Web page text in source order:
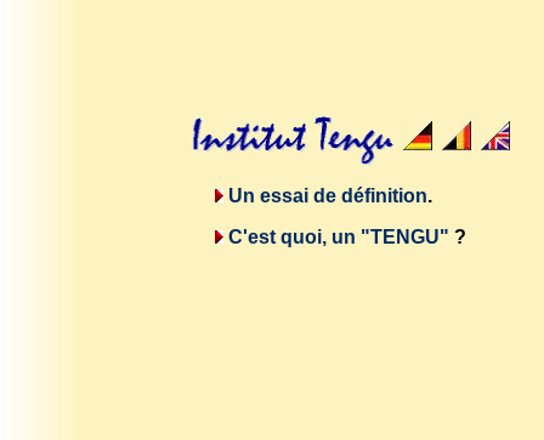
Un essai de définition.
C'est quoi, un "TENGU" ?